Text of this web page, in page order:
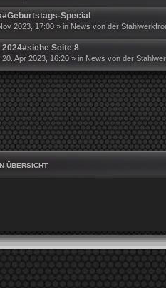
Special
2023, 17:00 » in News von der
Seite 8
20. Apr 2023, 16:20 » in News von der
ÜBERSICHT